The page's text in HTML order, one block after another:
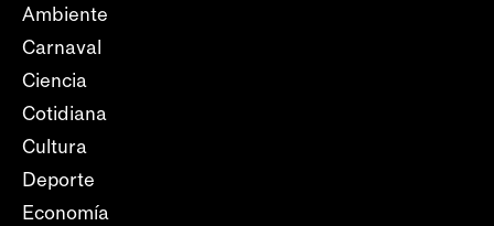
Ambiente
Carnaval
Ciencia
Cotidiana
Cultura
Deporte
Economía